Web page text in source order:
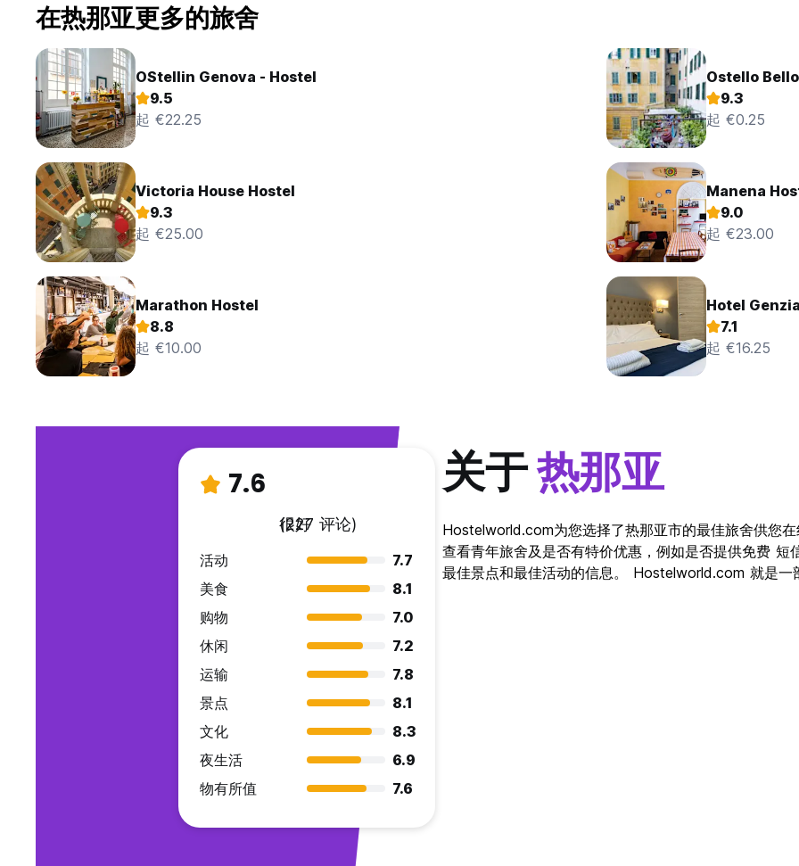
在热那亚更多的旅舍
OStellin Genova - Hostel
9.5
起 €22.25
Ostello
9.3
起 €0.25
Victoria House Hostel
9.3
起 €25.00
Manena
9.0
起 €23.00
Marathon Hostel
8.8
起 €10.00
Hotel
7.1
起 €16.25
7.6
很好
(227 评论)
活动
7.7
美食
8.1
购物
7.0
休闲
7.2
运输
7.8
景点
8.1
文化
8.3
夜生活
6.9
物有所值
7.6
关于热那亚
Hostelworld.com为您选择了热那亚市的最佳旅舍供您
查看青年旅舍及是否有特价优惠，例如是否提供免费
最佳景点和最佳活动的信息。 Hostelworld.com 就是一